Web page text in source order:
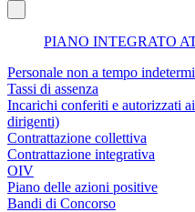
PIANO INTEGRATO
Personale non a tempo
Tassi di assenza
Incarichi conferiti e autorizzati
dirigenti)
Contrattazione collettiva
Contrattazione integrativa
OIV
Piano delle azioni positive
Bandi di Concorso